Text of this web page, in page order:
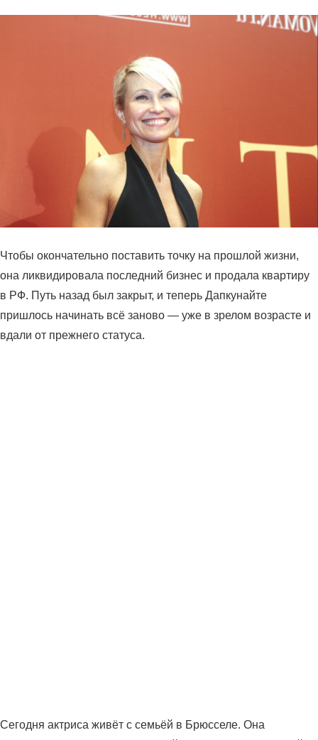
Чтобы окончательно поставить точку на прошлой жизни,
она ликвидировала последний бизнес и продала квартиру
в РФ. Путь назад был закрыт, и теперь Дапкунайте
пришлось начинать всё заново — уже в зрелом возрасте и
вдали от прежнего статуса.
Сегодня актриса живёт с семьёй в Брюсселе. Она